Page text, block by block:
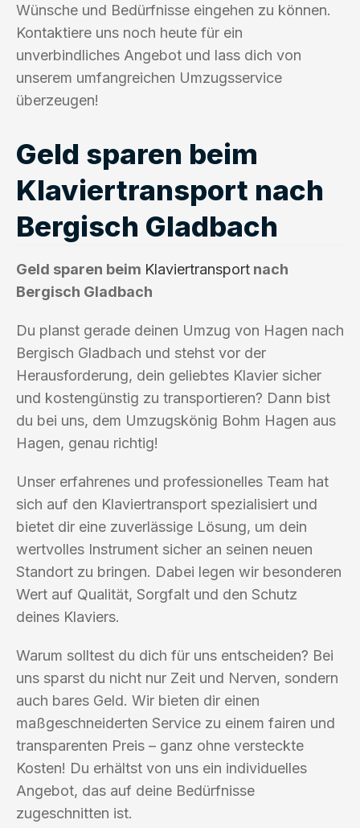
Wünsche und Bedürfnisse eingehen zu können.
Kontaktiere uns noch heute für ein
unverbindliches Angebot und lass dich von
unserem umfangreichen Umzugsservice
überzeugen!
Geld sparen beim
Klaviertransport nach
Bergisch Gladbach
Geld sparen beim Klaviertransport nach
Bergisch Gladbach
Du planst gerade deinen Umzug von Hagen nach
Bergisch Gladbach und stehst vor der
Herausforderung, dein geliebtes Klavier sicher
und kostengünstig zu transportieren? Dann bist
du bei uns, dem Umzugskönig Bohm Hagen aus
Hagen, genau richtig!
Unser erfahrenes und professionelles Team hat
sich auf den Klaviertransport spezialisiert und
bietet dir eine zuverlässige Lösung, um dein
wertvolles Instrument sicher an seinen neuen
Standort zu bringen. Dabei legen wir besonderen
Wert auf Qualität, Sorgfalt und den Schutz
deines Klaviers.
Warum solltest du dich für uns entscheiden? Bei
uns sparst du nicht nur Zeit und Nerven, sondern
auch bares Geld. Wir bieten dir einen
maßgeschneiderten Service zu einem fairen und
transparenten Preis – ganz ohne versteckte
Kosten! Du erhältst von uns ein individuelles
Angebot, das auf deine Bedürfnisse
zugeschnitten ist.